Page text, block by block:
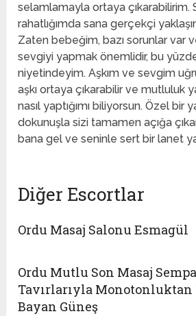
selamlamayla ortaya çıkarabilirim.
rahatlığımda sana gerçekçi
Zaten bebeğim, bazı sorunlar var
sevgiyi yapmak önemlidir, bu
niyetindeyim. Aşkım ve sevgim
aşkı ortaya çıkarabilir ve mutluluk
nasıl yaptığımı biliyorsun. Özel bir
dokunuşla sizi tamamen açığa
bana gel ve seninle sert bir lanet
Diğer Escortlar
Ordu Masaj Salonu Esmagül
Ordu Mutlu Son Masaj
Tavırlarıyla Monotonluktan
Bayan Güneş